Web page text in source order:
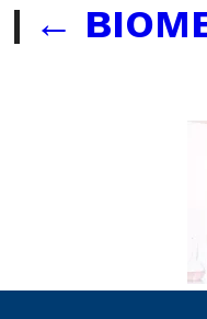
| ←